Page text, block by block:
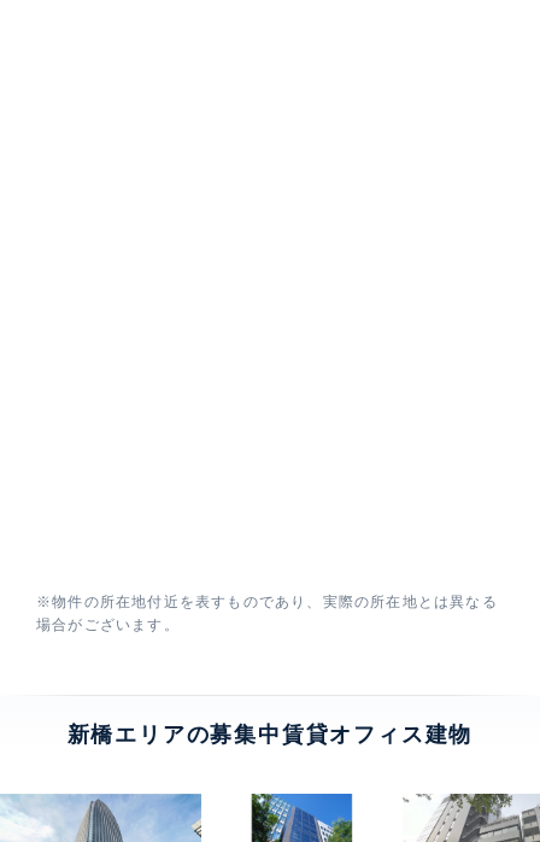
※物件の所在地付近を表すものであり、実際の所在地とは異なる
場合がございます。
新橋エリアの募集中賃貸オフィス建物